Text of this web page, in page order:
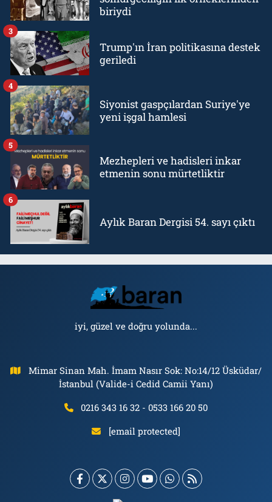
biriydi
Trump'ın İran politikasına destek
geriledi
3
Siyonist gaspçılardan Suriye'ye
yeni işgal hamlesi
4
Mezhepleri ve hadisleri inkar
etmenin sonu mürtetliktir
5
Aylık Baran Dergisi 54. sayı çıktı
6
iyi, güzel ve doğru yolunda...
Mimar Sinan Mah. İmam Nasır Sok: No:14/12 Üsküdar/
İstanbul (Valide-i Cedid Camii Yanı)
0216 343 16 32 - 0533 166 20 50
[email protected]